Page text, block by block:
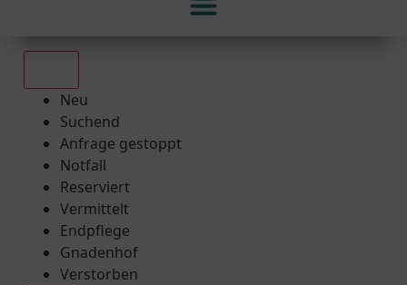
Neu
Suchend
Anfrage gestoppt
Notfall
Reserviert
Vermittelt
Endpflege
Gnadenhof
Verstorben